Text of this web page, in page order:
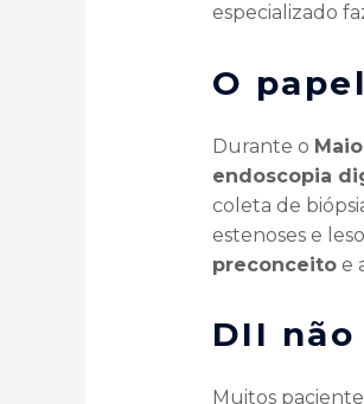
especializado
O
Durante o
endoscopia
coleta de
estenoses e
preconceitoe
DII
Muitos